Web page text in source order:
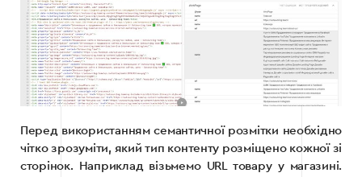
Перед використанням семантичної розмітки необхідно
чітко зрозуміти, який тип контенту розміщено кожної зі
сторінок. Наприклад візьмемо URL товару у магазині.